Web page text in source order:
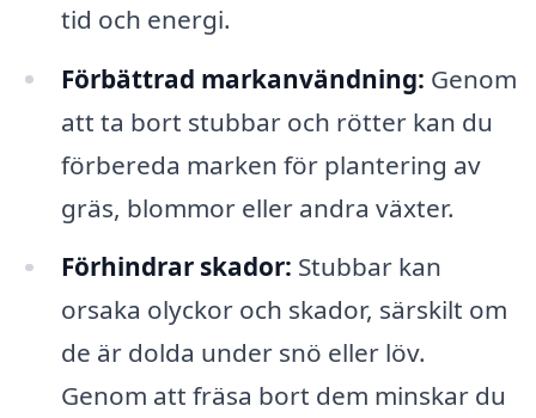
tid och energi.
Förbättrad markanvändning: Genom
att ta bort stubbar och rötter kan du
förbereda marken för plantering av
gräs, blommor eller andra växter.
Förhindrar skador: Stubbar kan
orsaka olyckor och skador, särskilt om
de är dolda under snö eller löv.
Genom att fräsa bort dem minskar du